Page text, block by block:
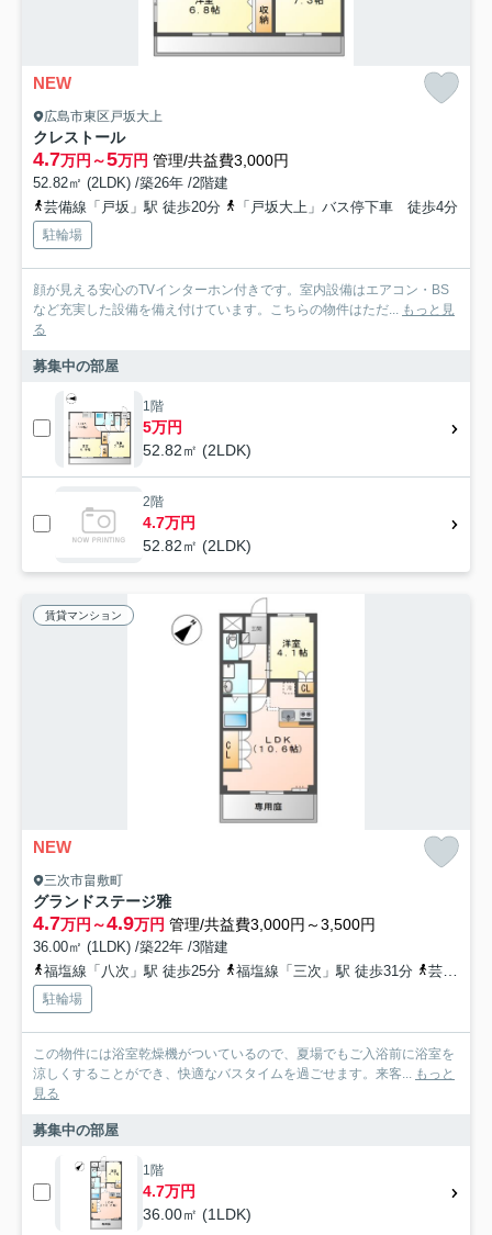
NEW
広島市東区戸坂大上
クレストール
4.7万円～5万円 管理/共益費3,000円
52.82㎡ (2LDK) /築26年 /2階建
芸備線「戸坂」駅 徒歩20分
「戸坂大上」バス停下車 徒歩4分
駐輪場
顔が見える安心のTVインターホン付きです。室内設備はエアコン・BS
など充実した設備を備え付けています。こちらの物件はただ... もっと見
る
募集中の部屋
1階
5万円
52.82㎡ (2LDK)
2階
4.7万円
52.82㎡ (2LDK)
賃貸マンション
NEW
三次市畠敷町
グランドステージ雅
4.7万円～4.9万円 管理/共益費3,000円～3,500円
36.00㎡ (1LDK) /築22年 /3階建
福塩線「八次」駅 徒歩25分
福塩線「三次」駅 徒歩31分 芸備線「西三次」駅 徒歩50分
駐輪場
この物件には浴室乾燥機がついているので、夏場でもご入浴前に浴室を
涼しくすることができ、快適なバスタイムを過ごせます。来客... もっと
見る
募集中の部屋
1階
4.7万円
36.00㎡ (1LDK)